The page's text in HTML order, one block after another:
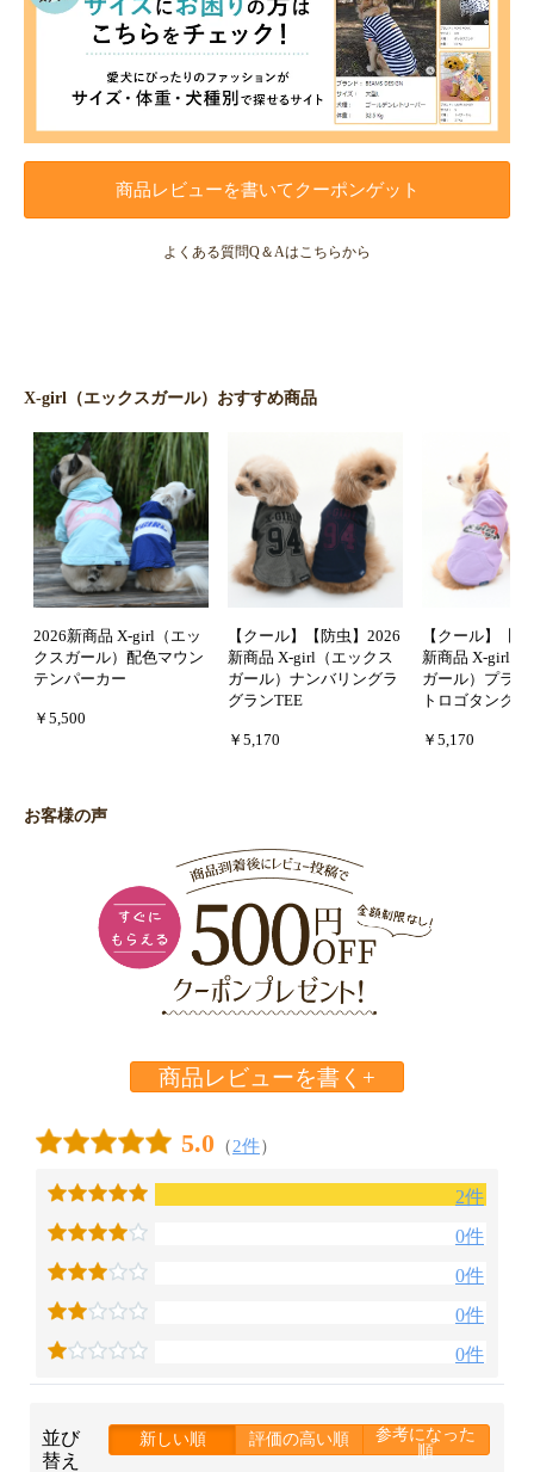
商品レビューを書いてクーポンゲット
よくある質問Q＆Aはこちらから
X-girl（エックスガール）おすすめ商品
2026新商品 X-girl（エッ
クスガール）配色マウン
テンパーカー
￥5,500
【クール】【防虫】2026
新商品 X-girl（エックス
ガール）ナンバリングラ
グランTEE
￥5,170
【クール】【
新商品 X-girl（
ガール）プラ
トロゴタンク
￥5,170
お客様の声
商品レビューを書く+
5.0 （2件）
2件
0件
0件
0件
0件
並び
替え
新しい順 評価の高い順
参考になった
順